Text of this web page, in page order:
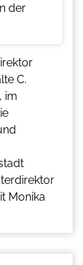
C.
im
Monika